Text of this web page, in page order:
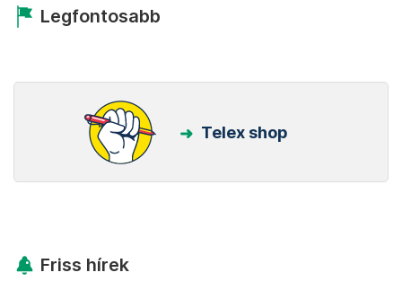
Legfontosabb
Telex shop
Friss hírek